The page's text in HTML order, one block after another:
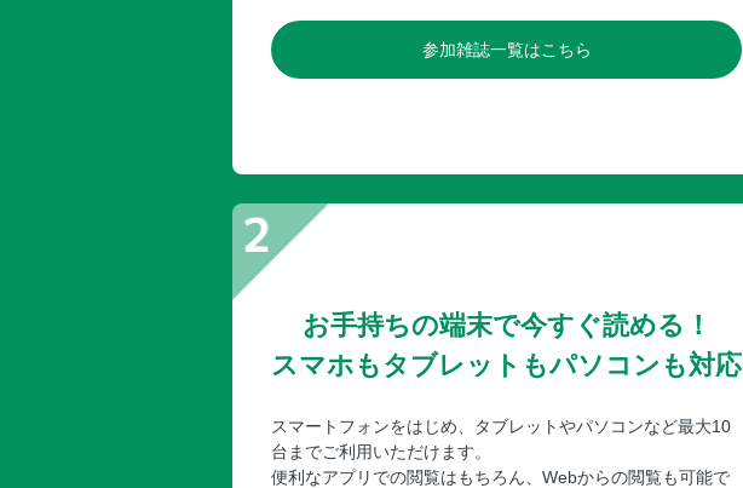
参加雑誌一覧はこちら
お手持ちの端末で今すぐ読める！
スマホもタブレットもパソコンも対応
スマートフォンをはじめ、タブレットやパソコンなど最大10
台までご利用いただけます。
便利なアプリでの閲覧はもちろん、Webからの閲覧も可能で